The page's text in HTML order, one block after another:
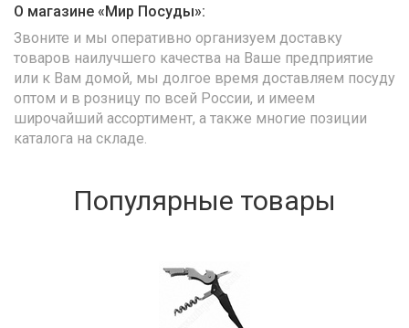
О магазине «Мир Посуды»:
Звоните и мы оперативно организуем доставку
товаров наилучшего качества на Ваше предприятие
или к Вам домой, мы долгое время доставляем посуду
оптом и в розницу по всей России, и имеем
широчайший ассортимент, а также многие позиции
каталога на складе.
Популярные товары